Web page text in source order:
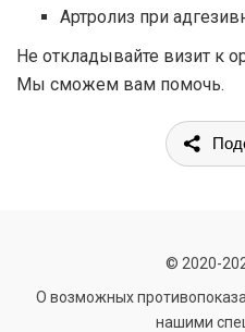
Артролиз при
Не откладывайте визит к
Мы сможем вам помочь.
© 2020-
О возможных
нашими